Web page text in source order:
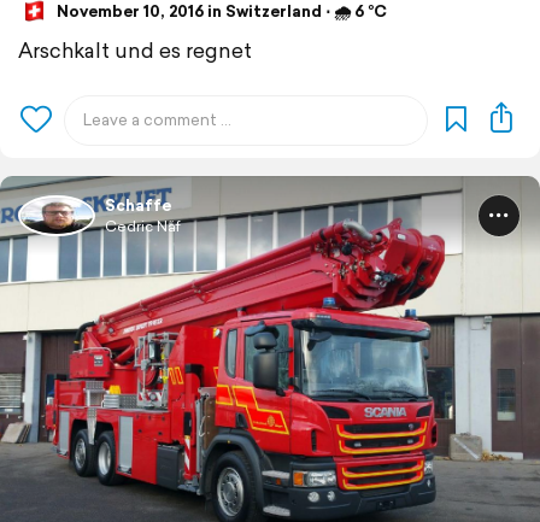
November 10, 2016 in Switzerland ⋅ 🌧 6 °C
Arschkalt und es regnet
Schaffe
Cedric Näf